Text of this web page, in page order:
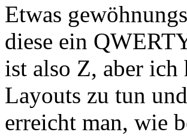
Etwas
diese ein
ist also Z, aber ich
Layouts zu tun
erreicht man, wie